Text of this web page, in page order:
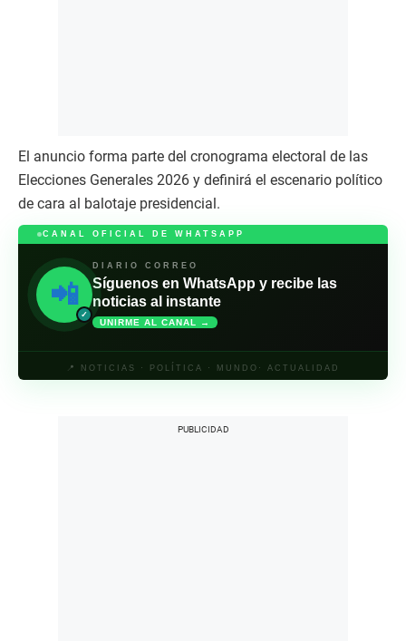
El anuncio forma parte del cronograma electoral de las
Elecciones Generales 2026 y definirá el escenario político
de cara al balotaje presidencial.
CANAL OFICIAL DE WHATSAPP
📲
✓
DIARIO CORREO
Síguenos en WhatsApp y recibe las
noticias al instante
UNIRME AL CANAL →
📍 NOTICIAS · POLÍTICA · MUNDO· ACTUALIDAD